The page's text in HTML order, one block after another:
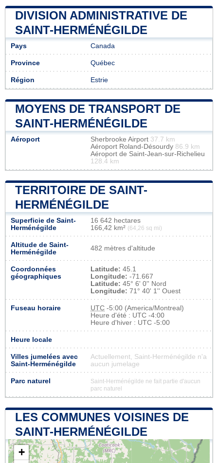
DIVISION ADMINISTRATIVE DE
SAINT-HERMÉNÉGILDE
Pays Canada
Province Québec
Région Estrie
MOYENS DE TRANSPORT DE
SAINT-HERMÉNÉGILDE
Aéroport Sherbrooke Airport 37.7 km
Aéroport Roland-Désourdy 86.9 km
Aéroport de Saint-Jean-sur-Richelieu
128.4 km
TERRITOIRE DE SAINT-
HERMÉNÉGILDE
Superficie de Saint-
Herménégilde
16 642 hectares
166,42 km² (64,26 sq mi)
Altitude de Saint-
Herménégilde
482 mètres d'altitude
Coordonnées
géographiques
Latitude: 45.1
Longitude: -71.667
Latitude: 45° 6' 0'' Nord
Longitude: 71° 40' 1'' Ouest
Fuseau horaire UTC -5:00 (America/Montreal)
Heure d'été : UTC -4:00
Heure d'hiver : UTC -5:00
Heure locale
Villes jumelées avec
Saint-Herménégilde
Actuellement, Saint-Herménégilde n'a
aucun jumelage
Parc naturel
Saint-Herménégilde ne fait partie d'aucun
parc naturel
LES COMMUNES VOISINES DE
SAINT-HERMÉNÉGILDE
+